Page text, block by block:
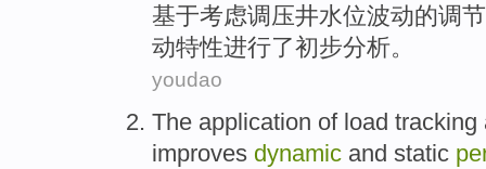
基于考虑调压井水位波动的调节
动特性进行了初步分析。
youdao
The application of load tracking
improves dynamic and static